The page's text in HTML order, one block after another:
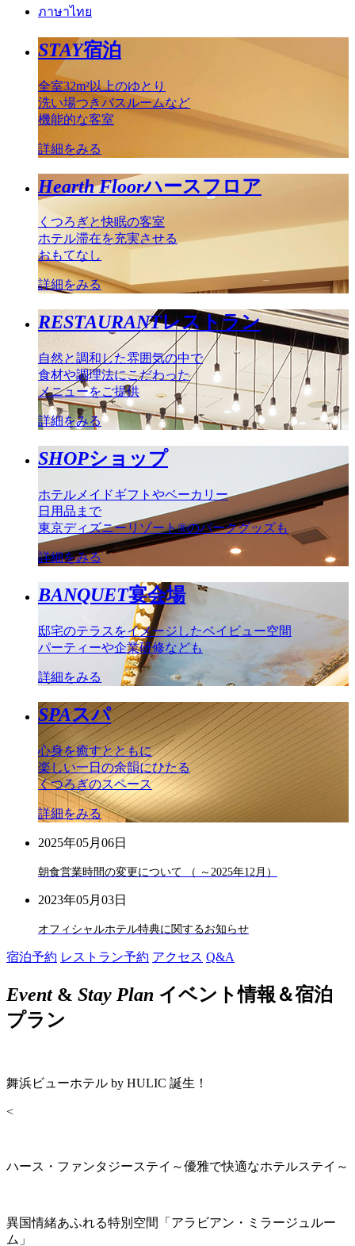
ภาษาไทย
STAY宿泊
全室32m²以上のゆとり
洗い場つきバスルームなど
機能的な客室
詳細をみる
Hearth Floorハースフロア
くつろぎと快眠の客室
ホテル滞在を充実させる
おもてなし
詳細をみる
RESTAURANTレストラン
自然と調和した雰囲気の中で
食材や調理法にこだわった
メニューをご提供
詳細をみる
SHOPショップ
ホテルメイドギフトやベーカリー
日用品まで
東京ディズニーリゾート®のパークグッズも
詳細をみる
BANQUET宴会場
邸宅のテラスをイメージしたベイビュー空間
パーティーや企業研修なども
詳細をみる
SPAスパ
心身を癒すとともに
楽しい一日の余韻にひたる
くつろぎのスペース
詳細をみる
2025年05月06日
朝食営業時間の変更について （ ～2025年12月）
2023年05月03日
オフィシャルホテル特典に関するお知らせ
宿泊予約 レストラン予約 アクセス Q&A
Event& Stay Plan イベント情報＆宿泊
プラン
舞浜ビューホテル by HULIC 誕生！
<
ハース・ファンタジーステイ～優雅で快適なホテルステイ～
異国情緒あふれる特別空間「アラビアン・ミラージュルー
ム」